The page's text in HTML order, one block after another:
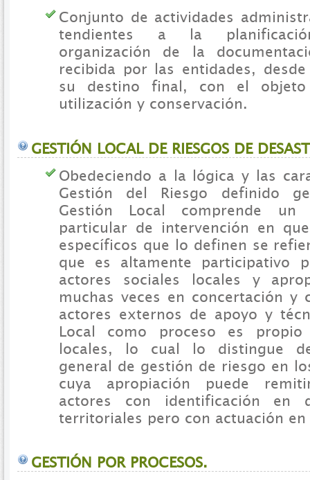
Conjunto de actividades
tendientes a la
organización de la
recibida por las entidades,
su destino final, con el
utilización y conservación.
GESTIÓN LOCAL DE RIESGOS DE
Obedeciendo a la lógica y las
Gestión del Riesgo definido
Gestión Local comprende
particular de intervención en
específicos que lo definen se
que es altamente participativo
actores sociales locales y
muchas veces en concertación y
actores externos de apoyo y
Local como proceso es
locales, lo cual lo distingue
general de gestión de riesgo en
cuya apropiación puede
actores con identificación en
territoriales pero con actuación
GESTIÓN POR PROCESOS.